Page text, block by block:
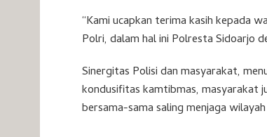
“Kami ucapkan terima kasih kepada
Polri, dalam hal ini Polresta Sidoarjo
Sinergitas Polisi dan masyarakat,
kondusifitas kamtibmas, masyarakat
bersama-sama saling menjaga